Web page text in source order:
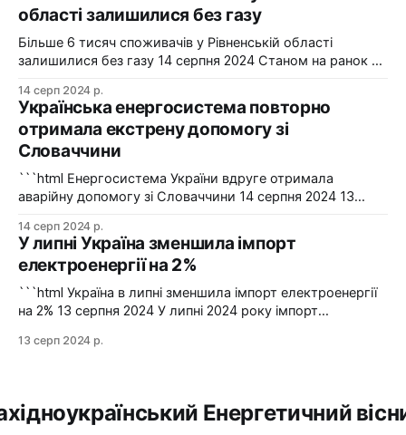
2024-2025 роки. Фото: "Харківобленерго" "АТ
"Харківобленерго&
області залишилися без газу
Більше 6 тисяч споживачів у Рівненській області
залишилися без газу 14 серпня 2024 Станом на ранок 14
області залишилися без газопостачання через
технологічні проблеми. Фото: Рівнегаз Також, в
Сумській області в одному з населених пунктів в
результаті удару керованою авіабомбою пошкоджено
сталевий
14 серп 2024 р.
Українська енергосистема повторно
отримала екстрену допомогу зі
Словаччини
```html Енергосистема України вдруге отримала
аварійну допомогу зі Словаччини 14 серпня 2024 13
аварійну допомогу зі Словаччини. Фото: Shutterstock "У
вчорашній день, 13 серпня, НЕК "Укренерго" запитала
аварійну допомогу з енергосистеми Словаччини", –
йдеться в повідомленні пресслужби оператора системи
передачі. Експорт
14 серп 2024 р.
У липні Україна зменшила імпорт
електроенергії на 2%
```html Україна в липні зменшила імпорт електроенергії
на 2% 13 серпня 2024 У липні 2024 року імпорт
червнем. Експорт залишався на нульовому рівні. Графіка:
13 серп 2024 р.
Енергетичний